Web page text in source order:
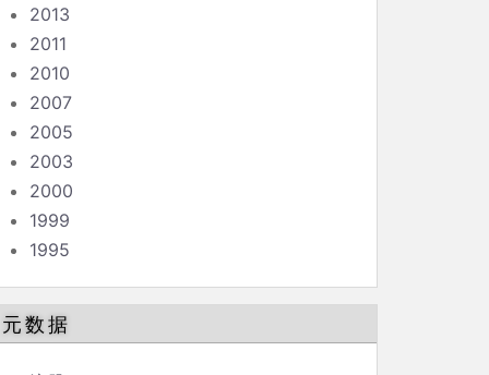
2013
2011
2010
2007
2005
2003
2000
1999
1995
元数据